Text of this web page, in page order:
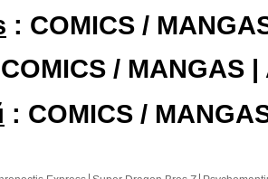
: COMICS /
/ MANGAS |
: COMICS /